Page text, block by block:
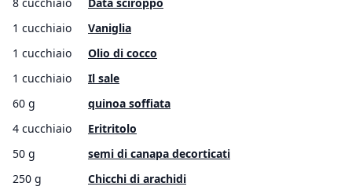
1 cucchiaio
Vaniglia
1 cucchiaio
Olio di cocco
1 cucchiaio
Il sale
60 g
quinoa soffiata
4 cucchiaio
Eritritolo
50 g
semi di canapa decorticati
250 g
Chicchi di arachidi